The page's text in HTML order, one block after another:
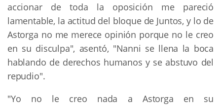
accionar de toda la oposición me pareció
lamentable, la actitud del bloque de Juntos, y lo de
Astorga no me merece opinión porque no le creo
en su disculpa", asentó, "Nanni se llena la boca
hablando de derechos humanos y se abstuvo del
repudio".
"Yo no le creo nada a Astorga en su